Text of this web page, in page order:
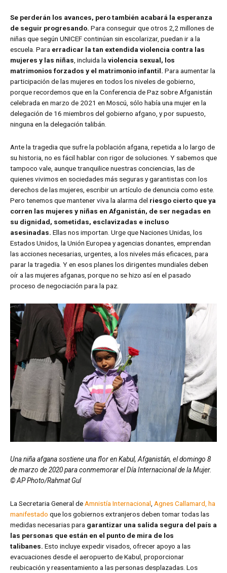
Se perderán los avances, pero también acabará la esperanza
de seguir progresando. Para conseguir que otros 2,2 millones de
niñas que según UNICEF continúan sin escolarizar, puedan ir a la
escuela. Para erradicar la tan extendida violencia contra las
mujeres y las niñas, incluida laviolencia sexual, los
matrimonios forzados y el matrimonio infantil. Para aumentar la
participación de las mujeres en todos los niveles de gobierno,
porque recordemos que en la Conferencia de Paz sobre Afganistán
celebrada en marzo de 2021 en Moscú, sólo había una mujer en la
delegación de 16 miembros del gobierno afgano, y por supuesto,
ninguna en la delegación talibán.
Ante la tragedia que sufre la población afgana, repetida a lo largo de
su historia, no es fácil hablar con rigor de soluciones. Y sabemos que
tampoco vale, aunque tranquilice nuestras conciencias, las de
quienes vivimos en sociedades más seguras y garantistas con los
derechos de las mujeres, escribir un artículo de denuncia como este.
Pero tenemos que mantener viva la alarma del riesgo cierto que ya
corren las mujeres y niñas en Afganistán, de ser negadas en
su dignidad, sometidas, esclavizadas e incluso
asesinadas. Ellas nos importan. Urge que Naciones Unidas, los
Estados Unidos, la Unión Europea y agencias donantes, emprendan
las acciones necesarias, urgentes, a los niveles más eficaces, para
parar la tragedia. Y en esos planes los dirigentes mundiales deben
oír a las mujeres afganas, porque no se hizo así en el pasado
proceso de negociación para la paz.
Una niña afgana sostiene una flor en Kabul, Afganistán, el domingo 8
de marzo de 2020 para conmemorar el Día Internacional de la Mujer.
© AP Photo/Rahmat Gul
La Secretaria General de Amnistía Internacional Agnes Callamard, ha
manifestado que los gobiernos extranjeros deben tomar todas las
medidas necesarias para garantizar una salida segura del país a
las personas que están en el punto de mira de los
talibanes. Esto incluye expedir visados, ofrecer apoyo a las
evacuaciones desde el aeropuerto de Kabul, proporcionar
reubicación y reasentamiento a las personas desplazadas. Los